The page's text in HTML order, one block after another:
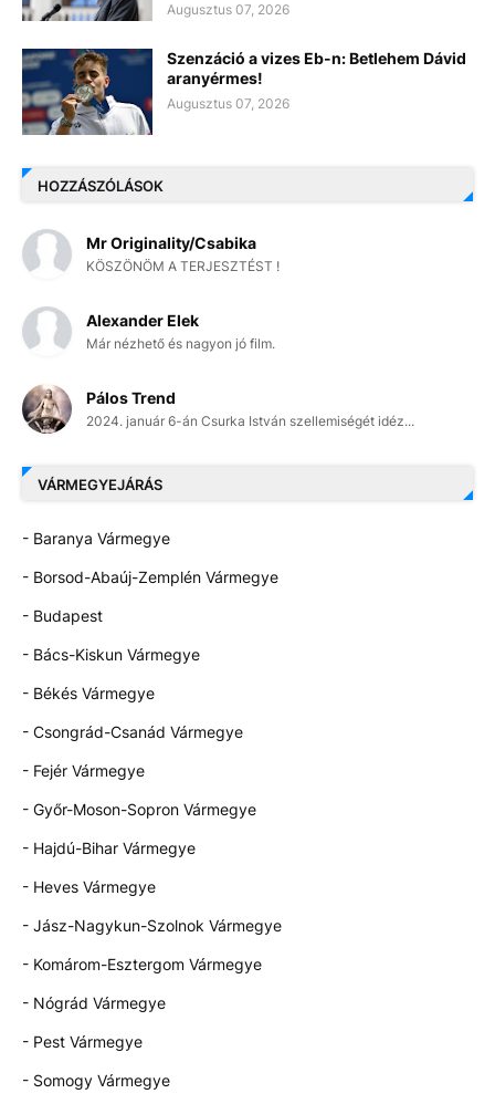
Augusztus 07, 2026
Szenzáció a vizes Eb-n: Betlehem Dávid
aranyérmes!
Augusztus 07, 2026
HOZZÁSZÓLÁSOK
Mr Originality/Csabika
KÖSZÖNÖM A TERJESZTÉST !
Alexander Elek
Már nézhető és nagyon jó film.
Pálos Trend
2024. január 6-án Csurka István szellemiségét idéz...
VÁRMEGYEJÁRÁS
- Baranya Vármegye
- Borsod-Abaúj-Zemplén Vármegye
- Budapest
- Bács-Kiskun Vármegye
- Békés Vármegye
- Csongrád-Csanád Vármegye
- Fejér Vármegye
- Győr-Moson-Sopron Vármegye
- Hajdú-Bihar Vármegye
- Heves Vármegye
- Jász-Nagykun-Szolnok Vármegye
- Komárom-Esztergom Vármegye
- Nógrád Vármegye
- Pest Vármegye
- Somogy Vármegye